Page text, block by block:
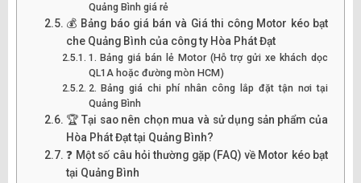
Quảng Bình giá rẻ
💰 Bảng báo giá bán và Giá thi công Motor kéo bạt
che Quảng Bình của công ty Hòa Phát Đạt
1. Bảng giá bán lẻ Motor (Hỗ trợ gửi xe khách dọc
QL1A hoặc đường mòn HCM)
2. Bảng giá chi phí nhân công lắp đặt tận nơi tại
Quảng Bình
🏆 Tại sao nên chọn mua và sử dụng sản phẩm của
Hòa Phát Đạt tại Quảng Bình?
❓ Một số câu hỏi thường gặp (FAQ) về Motor kéo bạt
tại Quảng Bình